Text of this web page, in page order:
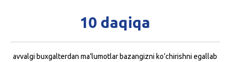
10 daqiqa
avvalgi buxgalterdan ma’lumotlar bazangizni ko‘chirishni egallab